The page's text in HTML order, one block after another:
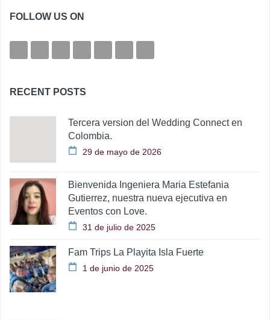
FOLLOW US ON
RECENT POSTS
Tercera version del Wedding Connect en
Colombia.
29 de mayo de 2026
Bienvenida Ingeniera Maria Estefania
Gutierrez, nuestra nueva ejecutiva en
Eventos con Love.
31 de julio de 2025
Fam Trips La Playita Isla Fuerte
1 de junio de 2025